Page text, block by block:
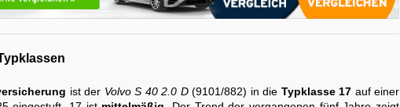
ist der Volvo S 40 2.0 D(9101/882) in die Typklasse 17 auf einer